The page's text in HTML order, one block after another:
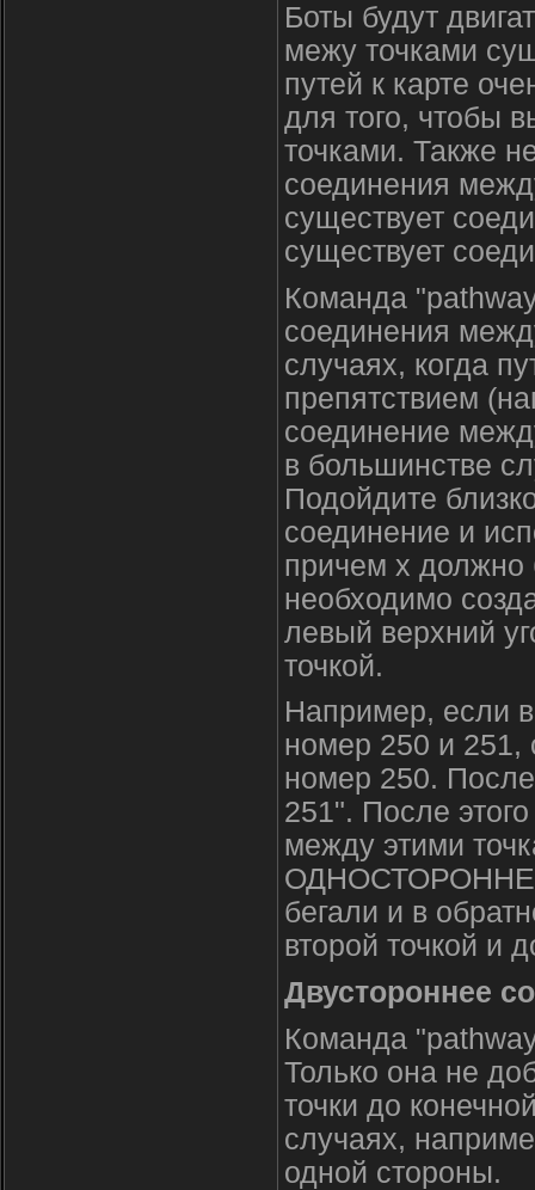
Боты будут
межу точками
путей к карте
для того, чтобы
точками. Также
соединения
существует
существует
Команда
соединения
случаях, когда
препятствием
соединение
в большинстве
Подойдите
соединение и
причем х должно
необходимо
левый верхний
точкой.
Например, если
номер 250 и 251,
номер 250. После
251". После
между этими
ОДНОСТОРОННЕЕ
бегали и в
второй точкой и
Двустороннее
Команда
Только она не
точки до
случаях,
одной стороны.